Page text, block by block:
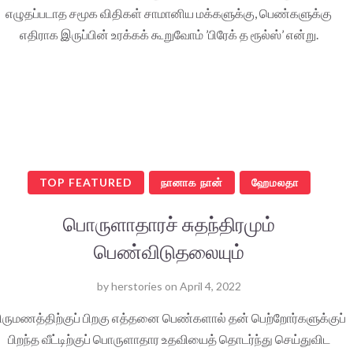
எழுதப்படாத சமூக விதிகள் சாமானிய மக்களுக்கு, பெண்களுக்கு
எதிராக இருப்பின் உரக்கக் கூறுவோம் ’பிரேக் த ரூல்ஸ்’ என்று.
TOP FEATURED நானாக நான் ஹேமலதா
பொருளாதாரச் சுதந்திரமும்
பெண்விடுதலையும்
byherstories on April 4, 2022
பிறகு எத்தனை பெண்களால் தன் பெற்றோர்களுக்குப்
பிறந்த வீட்டிற்குப் பொருளாதார உதவியைத் தொடர்ந்து செய்துவிட